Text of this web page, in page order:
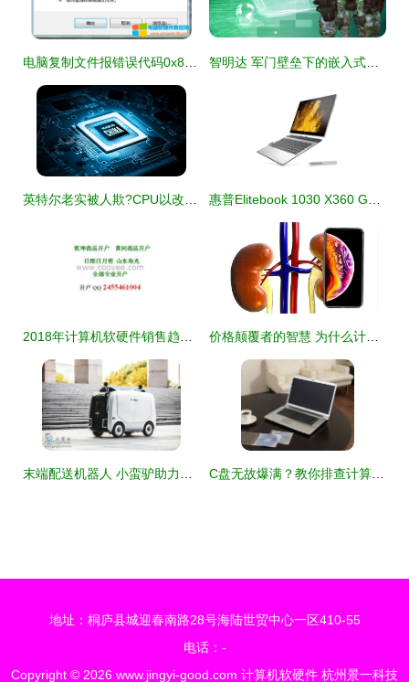
地址：桐庐县城迎春南路28号海陆世贸中心一区410-55
电话：-
Copyright © 2026 www.jingyi-good.com 计算机软硬件 杭州景一科技